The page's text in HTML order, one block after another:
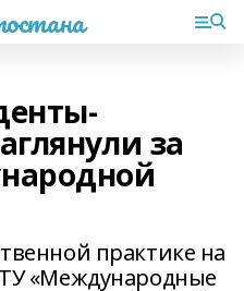
за
практике на
«Международные